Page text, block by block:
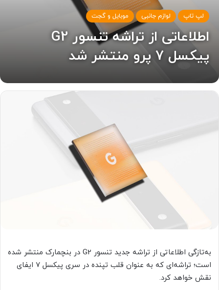
لپ تاپ لوازم جانبی موبایل و گجت
اطلاعاتی از تراشه تنسور G2
پیکسل ۷ پرو منتشر شد
به‌تازگی اطلاعاتی از تراشه جدید تنسور G2 در بنچمارک منتشر شده
است؛ تراشه‌ای که به عنوان قلب تپنده در سری پیکسل ۷ ایفای
نقش خواهد کرد.